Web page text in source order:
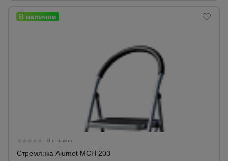
0 отзывов
Стремянка Alumet MCH 203
Оборудование
для работы с
Оборудование
для бетонных
работ